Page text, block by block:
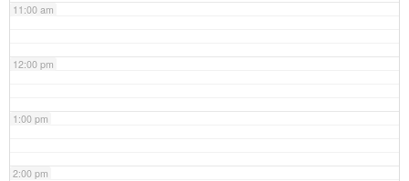
11:00 am
12:00 pm
1:00 pm
2:00 pm